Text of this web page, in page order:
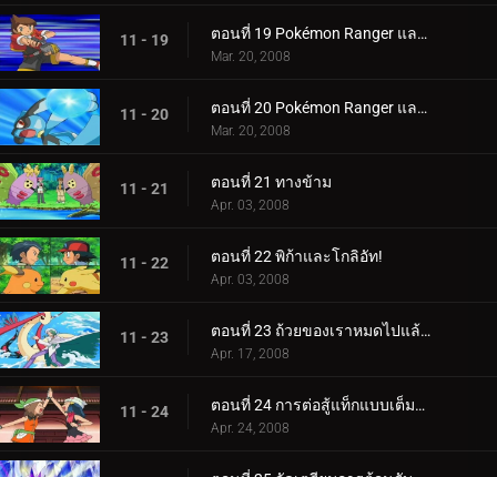
11 - 19 ตอนที่ 19 Pokémon Ranger และ Riolu ที่ถูกลักพาตัว! (1)
Mar. 20, 2008
11 - 20 ตอนที่ 20 Pokémon Ranger และ Riolu ที่ถูกลักพาตัว! (2)
Mar. 20, 2008
11 - 21 ตอนที่ 21 ทางข้าม
Apr. 03, 2008
11 - 22 ตอนที่ 22 พิก้าและโกลิอัท!
Apr. 03, 2008
11 - 23 ตอนที่ 23 ถ้วยของเราหมดไปแล้ว!
Apr. 17, 2008
11 - 24 ตอนที่ 24 การต่อสู้แท็กแบบเต็มหลักสูตร!
Apr. 24, 2008